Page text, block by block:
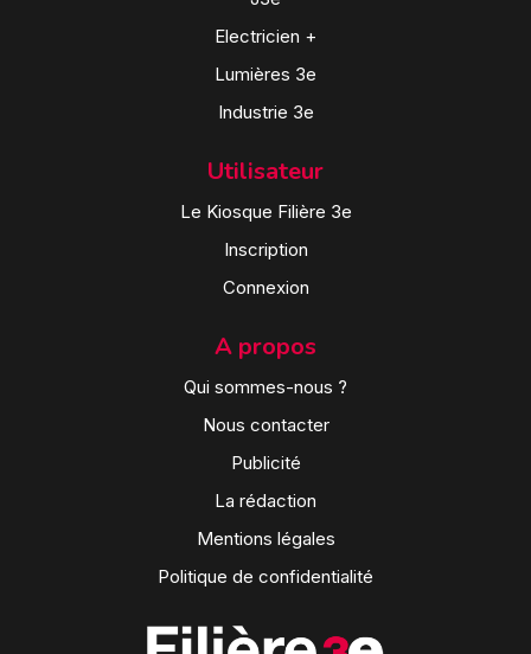
Electricien +
Lumières 3e
Industrie 3e
Utilisateur
Le Kiosque Filière 3e
Inscription
Connexion
A propos
Qui sommes-nous ?
Nous contacter
Publicité
La rédaction
Mentions légales
Politique de confidentialité